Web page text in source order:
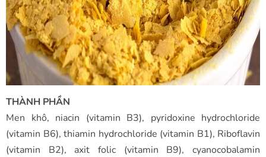
THÀNH PHẦN
Men khô, niacin (vitamin B3), pyridoxine hydrochloride
(vitamin B6), thiamin hydrochloride (vitamin B1), Riboflavin
(vitamin B2), axit folic (vitamin B9), cyanocobalamin